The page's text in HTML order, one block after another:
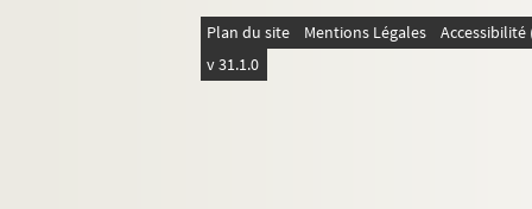
Dossier 30. Jules Ferry sénateur
Dossier 31. Jules Ferry sénateur
Dossier 32. Jules Ferry sénateur
Plan du site Mentions Légales
v 31.1.0